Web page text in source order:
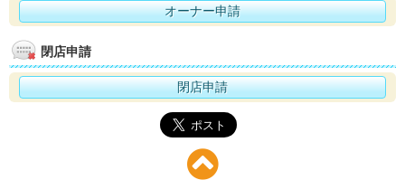
オーナー申請
閉店申請
閉店申請